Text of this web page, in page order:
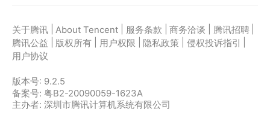
关于腾讯 About Tencent 服务条款 商务洽谈 腾讯招聘
腾讯公益
版权所有 用户权限 隐私政策 侵权投诉指引
用户协议
版本号: 9.2.5
备案号: 粤B2-20090059-1623A
主办者: 深圳市腾讯计算机系统有限公司